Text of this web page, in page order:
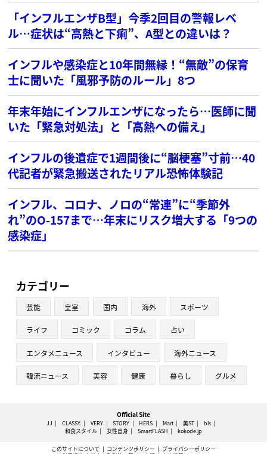
「インフルエンザB型」今季2回目の警報レベ
ル…症状は“高熱と下痢”、A型との違いは？
インフルや感染症と10年間無縁！“無敵”の保育
士に聞いた「風邪予防のルール」8つ
年末年始にインフルエンザになったら…医師に聞
いた「緊急対処法」と「高熱への備え」
インフルの後遺症で1週間後に“脳梗塞”寸前…40
代記者が緊急搬送されたリアル恐怖体験記
インフル、コロナ、ノロの“常連”に“季節外
れ”のO-157まで…年末にリスク増大する「9つの
感染症」
カテゴリー
芸能 皇室 国内 海外 スポーツ
ライフ コミック コラム 占い
エンタメニュース インタビュー 海外ニュース
韓流ニュース 美容 健康 暮らし グルメ
Official Site
JJ CLASSY. VERY STORY HERS Mart 美ST
bis
和食スタイル
女性自身 SmartFLASH kokode.jp
このサイトについて コンテンツポリシー
プライバシーポリシー